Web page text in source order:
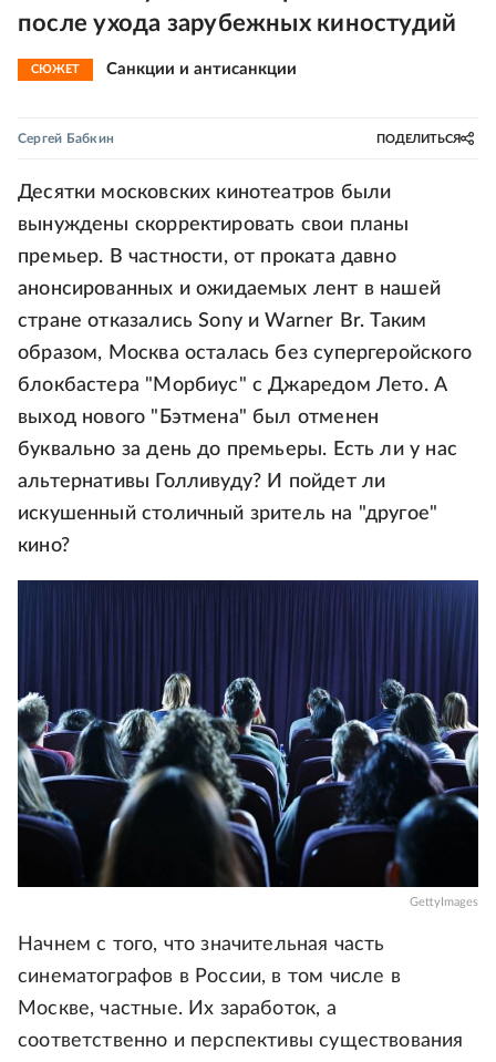
после ухода зарубежных киностудий
СЮЖЕТ Санкции и антисанкции
Сергей Бабкин ПОДЕЛИТЬСЯ
Десятки московских кинотеатров были
вынуждены скорректировать свои планы
премьер. В частности, от проката давно
анонсированных и ожидаемых лент в нашей
стране отказались Sony и Warner Br. Таким
образом, Москва осталась без супергеройского
блокбастера "Морбиус" с Джаредом Лето. А
выход нового "Бэтмена" был отменен
буквально за день до премьеры. Есть ли у нас
альтернативы Голливуду? И пойдет ли
искушенный столичный зритель на "другое"
кино?
GettyImages
Начнем с того, что значительная часть
синематографов в России, в том числе в
Москве, частные. Их заработок, а
соответственно и перспективы существования